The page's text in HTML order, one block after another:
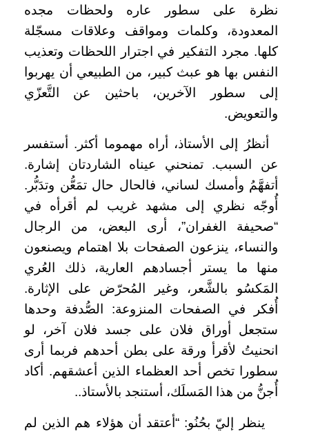
نظرة على سطور عاره ولحظات مجده
المعدودة، وكلمات ومواقف وعلاقات مسجّلة
كلها. مجرد التفكير في اجترار اللحظات وتعذيب
النفس بها هو عبث كبير، من الطبيعي أن يهربوا
إلى سطور الآخرين، باحثين عن التَّعزّي
والتعويض.
أنظرُ إلى الأستاذ، أراه مهموما أكثر. أستفسر
عن السبب. تمنحني عيناه الشاردتان إشارة.
أتفهَّمُ وأمسك لساني، فالحال حال تمَعُّن وتدَبُّر.
أُوجّه نظري إلى مشهد غريب لم أقرأه في
“صحيفة الغفران”، أرى البعض، من الرجال
والنساء، ينزعون الصفحات بلا اهتمام ويصنعون
منها ما يستر أجسادهم العارية، ذلك العُري
المَكسُو بالشَّعر، وغير المُحرّض على الإثارة.
أُفكر في الصفحات المنزوعة: الصُّدفة وحدها
ستجعل أوراق فلان على جسد فلان آخر، لو
انحنيتُ لأقرأ ورقة على بطن أحدهم فربما أرى
سطورا تخص أحد العظماء الذين أعشقهم. أكاد
أُجنُّ من هذا المَسلَك، أستنجد بالأستاذ..
ينظر إليّ بحُنُو: “أعتقد أن هؤلاء هم الذين لم